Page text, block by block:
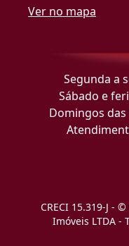
Ver no mapa
Segunda a
Sábado e
Domingos
CRECI 15.319-J -
Imóveis LTDA -